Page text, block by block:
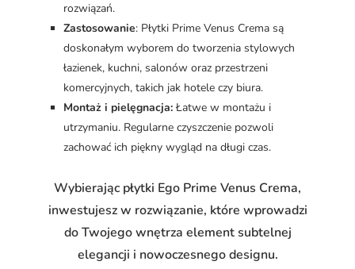
rozwiązań.
Zastosowanie: Płytki Prime Venus Crema są
doskonałym wyborem do tworzenia stylowych
łazienek, kuchni, salonów oraz przestrzeni
komercyjnych, takich jak hotele czy biura.
Montaż i pielęgnacja: Łatwe w montażu i
utrzymaniu. Regularne czyszczenie pozwoli
zachować ich piękny wygląd na długi czas.
Wybierając płytki Ego Prime Venus Crema,
inwestujesz w rozwiązanie, które wprowadzi
do Twojego wnętrza element subtelnej
elegancji i nowoczesnego designu.